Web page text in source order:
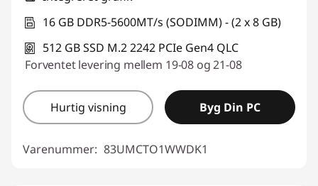
16 GB DDR5-5600MT/s (SODIMM) - (2 x 8 GB)
512 GB SSD M.2 2242 PCIe Gen4 QLC
Forventet levering mellem 19-08 og 21-08
Hurtig visning Byg Din PC
Varenummer: 83UMCTO1WWDK1